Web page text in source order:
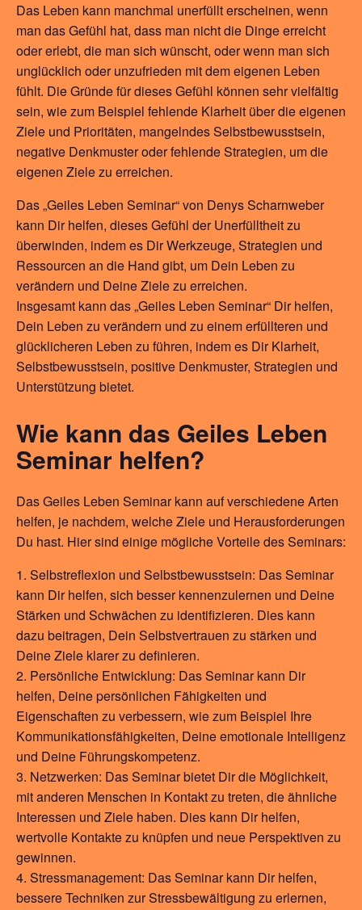
Das Leben kann manchmal unerfüllt erscheinen, wenn
man das Gefühl hat, dass man nicht die Dinge erreicht
oder erlebt, die man sich wünscht, oder wenn man sich
unglücklich oder unzufrieden mit dem eigenen Leben
fühlt. Die Gründe für dieses Gefühl können sehr vielfältig
sein, wie zum Beispiel fehlende Klarheit über die eigenen
Ziele und Prioritäten, mangelndes Selbstbewusstsein,
negative Denkmuster oder fehlende Strategien, um die
eigenen Ziele zu erreichen.
Das „Geiles Leben Seminar“ von Denys Scharnweber
kann Dir helfen, dieses Gefühl der Unerfülltheit zu
überwinden, indem es Dir Werkzeuge, Strategien und
Ressourcen an die Hand gibt, um Dein Leben zu
verändern und Deine Ziele zu erreichen.
Insgesamt kann das „Geiles Leben Seminar“ Dir helfen,
Dein Leben zu verändern und zu einem erfüllteren und
glücklicheren Leben zu führen, indem es Dir Klarheit,
Selbstbewusstsein, positive Denkmuster, Strategien und
Unterstützung bietet.
Wie kann das Geiles Leben
Seminar helfen?
Das Geiles Leben Seminar kann auf verschiedene Arten
helfen, je nachdem, welche Ziele und Herausforderungen
Du hast. Hier sind einige mögliche Vorteile des Seminars:
Selbstreflexion und Selbstbewusstsein: Das Seminar
kann Dir helfen, sich besser kennenzulernen und Deine
Stärken und Schwächen zu identifizieren. Dies kann
dazu beitragen, Dein Selbstvertrauen zu stärken und
Deine Ziele klarer zu definieren.
Persönliche Entwicklung: Das Seminar kann Dir
helfen, Deine persönlichen Fähigkeiten und
Eigenschaften zu verbessern, wie zum Beispiel Ihre
Kommunikationsfähigkeiten, Deine emotionale Intelligenz
und Deine Führungskompetenz.
Netzwerken: Das Seminar bietet Dir die Möglichkeit,
mit anderen Menschen in Kontakt zu treten, die ähnliche
Interessen und Ziele haben. Dies kann Dir helfen,
wertvolle Kontakte zu knüpfen und neue Perspektiven zu
gewinnen.
Stressmanagement: Das Seminar kann Dir helfen,
bessere Techniken zur Stressbewältigung zu erlernen,